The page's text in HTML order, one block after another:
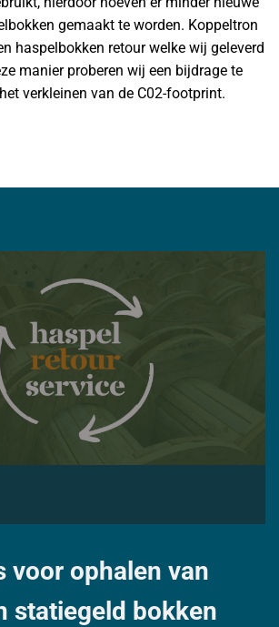
gemaakt te worden. Koppeltron
haspelbokken retour welke wij geleverd
manier proberen wij een bijdrage te
verkleinen van de C02-footprint.
voor ophalen van
statiegeld bokken